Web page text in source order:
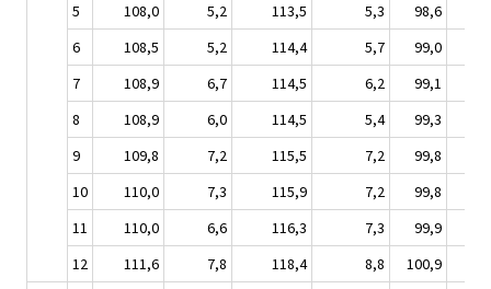
5
108,0 5,2 113,5 5,3 98,6
6
108,5 5,2 114,4 5,7 99,0
7
108,9 6,7 114,5 6,2 99,1
8
108,9 6,0 114,5 5,4 99,3
9
109,8 7,2 115,5 7,2 99,8
10
110,0 7,3 115,9 7,2 99,8
11
110,0 6,6 116,3 7,3 99,9
12
111,6 7,8 118,4 8,8 100,9